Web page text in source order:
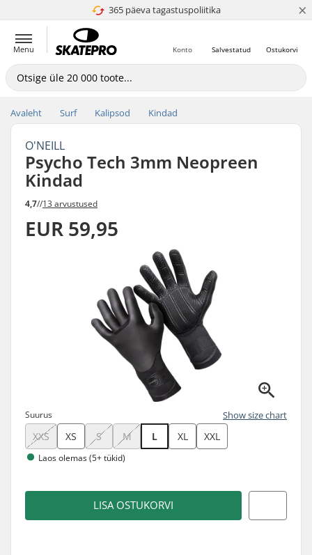
365 päeva tagastuspoliitika
4.8 paljaks 5 ×
Menu Ostukorvi
Salvestatud
Konto
Avaleht Surf Kalipsod Kindad
O'NEILL
Psycho Tech 3mm Neopreen
Kindad
4,7//13 arvustused
EUR 59,95
Suurus Show size chart
XXS XS S M L XL XXL
Laos olemas (5+ tükid)
LISA OSTUKORVI